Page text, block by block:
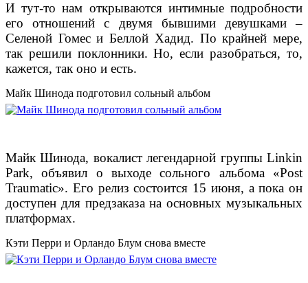
И тут-то нам открываются интимные подробности
его отношений с двумя бывшими девушками –
Селеной Гомес и Беллой Хадид. По крайней мере,
так решили поклонники. Но, если разобраться, то,
кажется, так оно и есть.
Майк Шинода подготовил сольный альбом
Майк Шинода, вокалист легендарной группы Linkin
Park, объявил о выходе сольного альбома «Post
Traumatic». Его релиз состоится 15 июня, а пока он
доступен для предзаказа на основных музыкальных
платформах.
Кэти Перри и Орландо Блум снова вместе